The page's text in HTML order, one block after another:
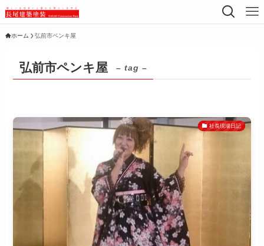
ホーム 弘前市ペンキ屋
弘前市ペンキ屋 – tag –
社長現場日記